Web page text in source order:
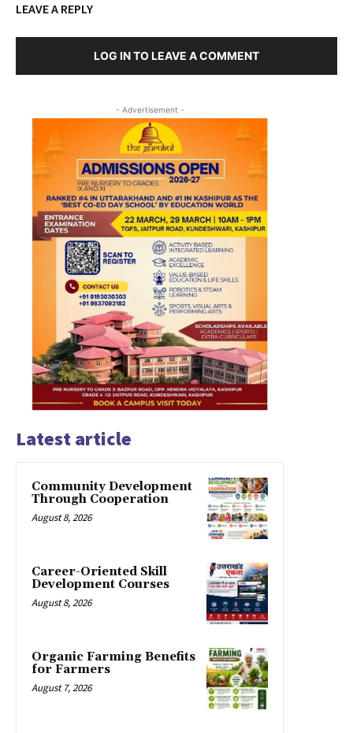
LEAVE A REPLY
LOG IN TO LEAVE A COMMENT
- Advertisement -
Latest article
Community Development
Through Cooperation
August 8, 2026
Career-Oriented Skill
Development Courses
August 8, 2026
Organic Farming Benefits
for Farmers
August 7, 2026